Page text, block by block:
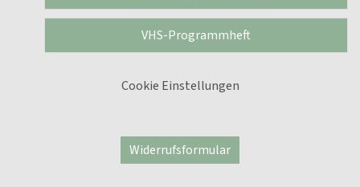
VHS-Programmheft
Cookie Einstellungen
Widerrufsformular